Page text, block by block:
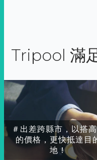
Tripool 滿
＃出差跨縣市，以搭
的價格，更快抵達目
地！